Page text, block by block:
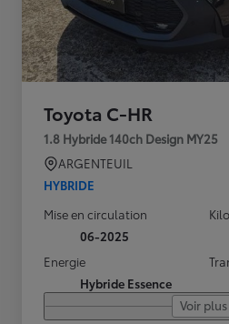
Toyota C-HR
1.8 Hybride 140ch Design MY25
ARGENTEUIL
HYBRIDE
Mise en circulation
06-2025
Energie
Hybride Essence
Voir plus